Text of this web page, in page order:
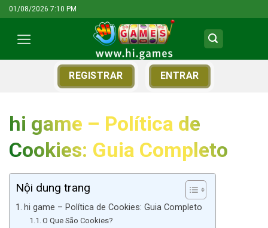
Skip
content
01/08/2026 7:10 PM
REGISTRAR ENTRAR
hi game – Política de
Cookies: Guia Completo
Nội dung trang
hi game – Política de Cookies: Guia Completo
O Que São Cookies?